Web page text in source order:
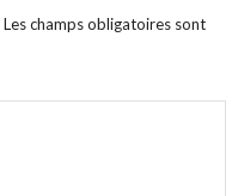
Les champs obligatoires sont